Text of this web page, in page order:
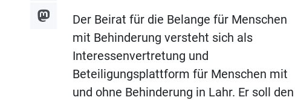
Link zum Mastodon-Kanal
Der Beirat für die Belange für Menschen
mit Behinderung versteht sich als
Interessenvertretung und
Beteiligungsplattform für Menschen mit
und ohne Behinderung in Lahr. Er soll den